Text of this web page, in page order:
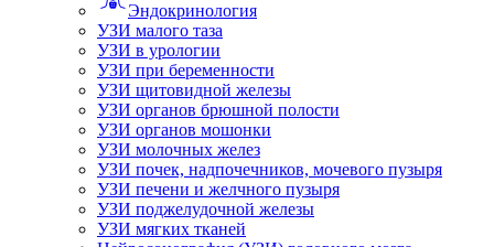
Эндокринология
УЗИ малого таза
УЗИ в урологии
УЗИ при беременности
УЗИ щитовидной железы
УЗИ органов брюшной полости
УЗИ органов мошонки
УЗИ молочных желез
УЗИ почек, надпочечников, мочевого пузыря
УЗИ печени и желчного пузыря
УЗИ поджелудочной железы
УЗИ мягких тканей